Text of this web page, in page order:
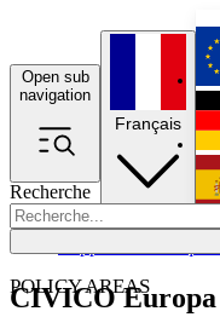
Open sub
navigation
Recherche
POLICY AREAS
Français
CIVICO Europa